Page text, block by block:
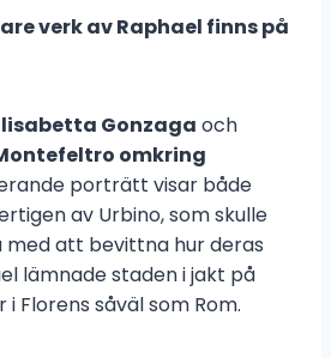
verk av Raphael finns på
Gonzaga och
omkring
porträtt visar både
av Urbino, som skulle
med att bevittna hur deras
lämnade staden i jakt på
Florens såväl som Rom.